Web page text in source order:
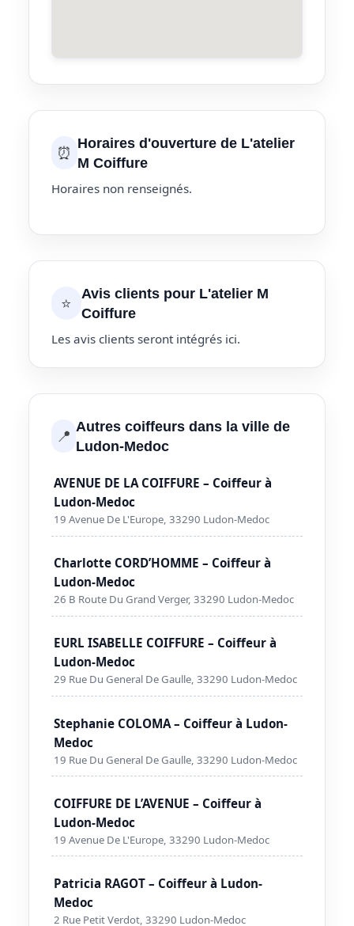
⏰ Horaires d'ouverture de L'atelier
M Coiffure
Horaires non renseignés.
⭐
Avis clients pour L'atelier M
Coiffure
Les avis clients seront intégrés ici.
📍 Autres coiffeurs dans la ville de
Ludon-Medoc
AVENUE DE LA COIFFURE – Coiffeur à
Ludon-Medoc
19 Avenue De L'Europe, 33290 Ludon-Medoc
Charlotte CORD’HOMME – Coiffeur à
Ludon-Medoc
26 B Route Du Grand Verger, 33290 Ludon-Medoc
EURL ISABELLE COIFFURE – Coiffeur à
Ludon-Medoc
29 Rue Du General De Gaulle, 33290 Ludon-Medoc
Stephanie COLOMA – Coiffeur à Ludon-
Medoc
19 Rue Du General De Gaulle, 33290 Ludon-Medoc
COIFFURE DE L’AVENUE – Coiffeur à
Ludon-Medoc
19 Avenue De L'Europe, 33290 Ludon-Medoc
Patricia RAGOT – Coiffeur à Ludon-
Medoc
2 Rue Petit Verdot, 33290 Ludon-Medoc